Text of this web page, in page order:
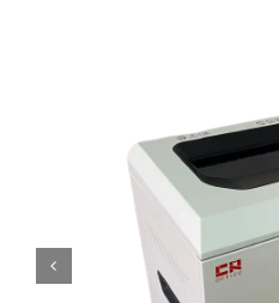
MULTIFUNCIONAIS
SCANNER
